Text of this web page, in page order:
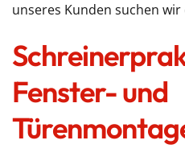
unseres Kunden suchen wir
Fenster- und